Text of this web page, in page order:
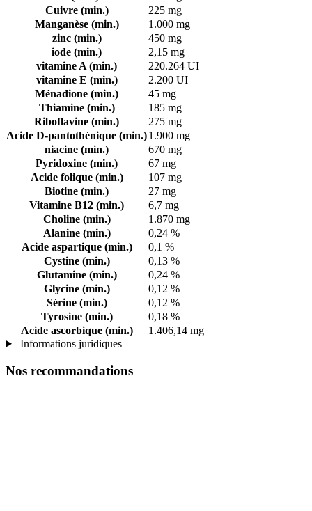
Cuivre (min.)
225 mg
Manganèse (min.)
1.000 mg
zinc (min.)
450 mg
iode (min.)
2,15 mg
vitamine A (min.)
220.264 UI
vitamine E (min.)
2.200 UI
Ménadione (min.)
45 mg
Thiamine (min.)
185 mg
Riboflavine (min.)
275 mg
Acide D-pantothénique (min.)1.900 mg
niacine (min.)
670 mg
Pyridoxine (min.)
67 mg
Acide folique (min.)
107 mg
Biotine (min.)
27 mg
Vitamine B12 (min.)
6,7 mg
Choline (min.)
1.870 mg
Alanine (min.)
0,24 %
Acide aspartique (min.)
0,1 %
Cystine (min.)
0,13 %
Glutamine (min.)
0,24 %
Glycine (min.)
0,12 %
Sérine (min.)
0,12 %
Tyrosine (min.)
0,18 %
Acide ascorbique (min.)
1.406,14 mg
Informations juridiques
Nos recommandations